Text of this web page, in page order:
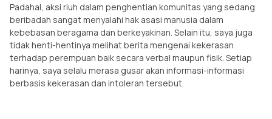
Padahal, aksi riuh dalam penghentian komunitas yang sedang
beribadah sangat menyalahi hak asasi manusia dalam
kebebasan beragama dan berkeyakinan. Selain itu, saya juga
tidak henti-hentinya melihat berita mengenai kekerasan
terhadap perempuan baik secara verbal maupun fisik. Setiap
harinya, saya selalu merasa gusar akan informasi-informasi
berbasis kekerasan dan intoleran tersebut.